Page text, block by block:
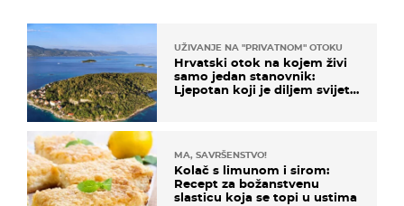
UŽIVANJE NA "PRIVATNOM" OTOKU
Hrvatski otok na kojem živi
samo jedan stanovnik:
Ljepotan koji je diljem svijeta
MA, SAVRŠENSTVO!
Kolač s limunom i sirom:
Recept za božanstvenu
slasticu koja se topi u ustima